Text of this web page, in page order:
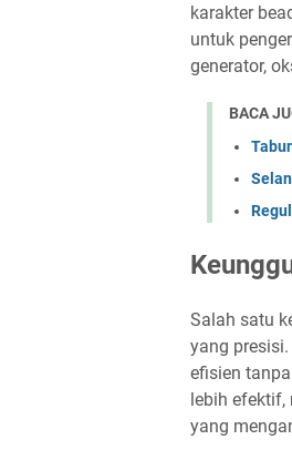
karakter
untuk
generator,
BACA
Salah satu
yang
efisien
lebih
yang